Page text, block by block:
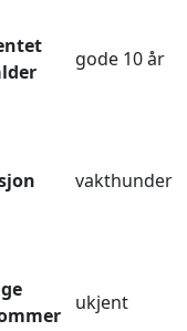
gode 10 år
vakthunder
ukjent